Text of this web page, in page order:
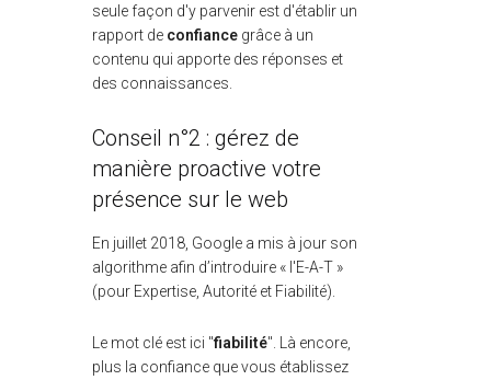
seule façon d'y parvenir est d'établir un
rapport de confiance grâce à un
contenu qui apporte des réponses et
des connaissances.
Conseil n°2 : gérez de
manière proactive votre
présence sur le web
En juillet 2018, Google a mis à jour son
algorithme afin d’introduire « l'E-A-T »
(pour Expertise, Autorité et Fiabilité).
Le mot clé est ici "fiabilité". Là encore,
plus la confiance que vous établissez